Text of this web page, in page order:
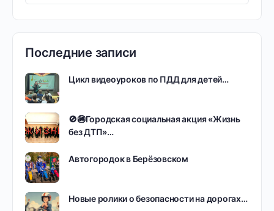
Последние записи
Цикл видеоуроков по ПДД для детей…
🚫🚳Городская социальная акция «Жизнь
без ДТП»…
Автогородок в Берёзовском
Новые ролики о безопасности на дорогах…